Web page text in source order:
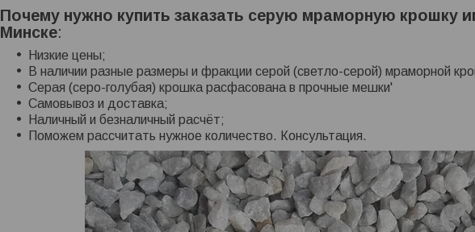
Почему нужно купить заказать серую мраморную крошку
Минске:
Низкие цены;
В наличии разные размеры и фракции серой (светло-серой) мраморной
Серая (серо-голубая) крошка расфасована в прочные мешки'
Самовывоз и доставка;
Наличный и безналичный расчёт;
Поможем рассчитать нужное количество. Консультация.